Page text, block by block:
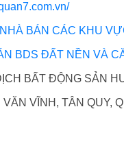
BÁN CÁC KHU
BDS ĐẤT NỀN VÀ
BẤT ĐỘNG SẢN
VĨNH, TÂN QUY,